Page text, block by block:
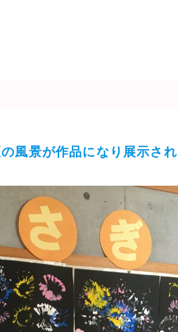
風景が作品になり展示され